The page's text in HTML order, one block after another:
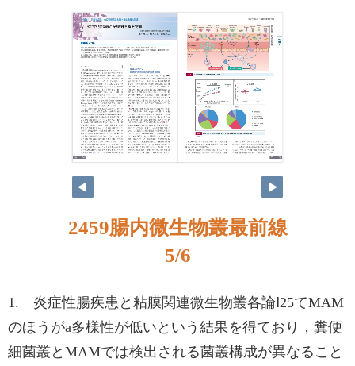
5
2459腸内微生物叢最前線
5/6
1. 炎症性腸疾患と粘膜関連微生物叢各論Ⅰ25てMAM
のほうがa多様性が低いという結果を得ており，糞便
細菌叢とMAMでは検出される菌叢構成が異なること